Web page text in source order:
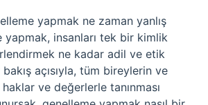
yapmak ne zaman yanlış
yapmak, insanları tek bir kimlik
ne kadar adil ve etik
açısıyla, tüm bireylerin ve
ve değerlerle tanınması